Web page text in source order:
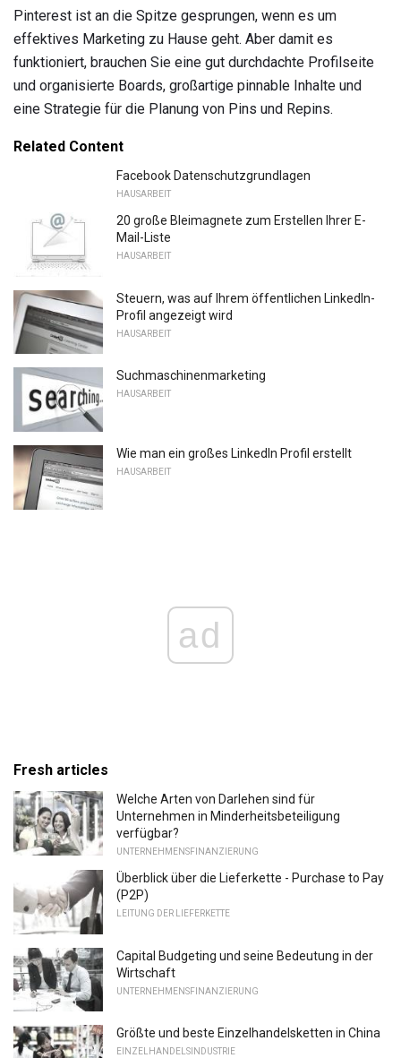
Pinterest ist an die Spitze gesprungen, wenn es um
effektives Marketing zu Hause geht. Aber damit es
funktioniert, brauchen Sie eine gut durchdachte Profilseite
und organisierte Boards, großartige pinnable Inhalte und
eine Strategie für die Planung von Pins und Repins.
Related Content
Facebook Datenschutzgrundlagen
HAUSARBEIT
20 große Bleimagnete zum Erstellen Ihrer E-
Mail-Liste
HAUSARBEIT
Steuern, was auf Ihrem öffentlichen LinkedIn-
Profil angezeigt wird
HAUSARBEIT
Suchmaschinenmarketing
HAUSARBEIT
Wie man ein großes LinkedIn Profil erstellt
HAUSARBEIT
ad
Fresh articles
Welche Arten von Darlehen sind für
Unternehmen in Minderheitsbeteiligung
verfügbar?
UNTERNEHMENSFINANZIERUNG
Überblick über die Lieferkette - Purchase to Pay
(P2P)
LEITUNG DER LIEFERKETTE
Capital Budgeting und seine Bedeutung in der
Wirtschaft
UNTERNEHMENSFINANZIERUNG
Größte und beste Einzelhandelsketten in China
EINZELHANDELSINDUSTRIE